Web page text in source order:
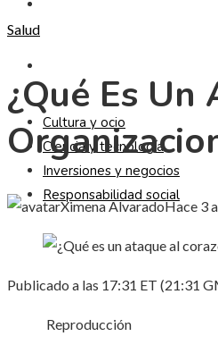
Cultura y ocio
Ciencia y tecnología
Inversiones y negocios
Responsabilidad social
Salud
¿Qué Es
Ximena AlvaradoHace 3
Publicado a las 17:31 ET (21:31
Reproducción